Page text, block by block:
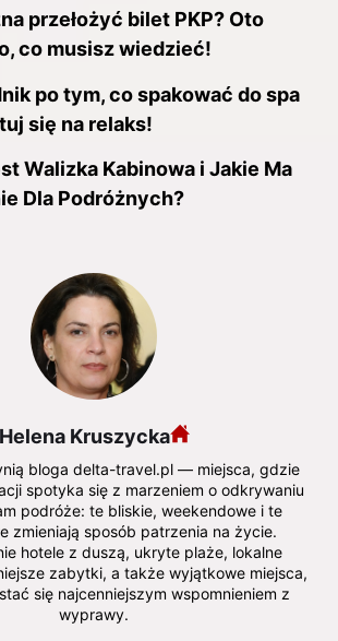
przełożyć bilet PKP? Oto
co musisz wiedzieć!
po tym, co spakować do spa
się na relaks!
Walizka Kabinowa i Jakie Ma
Dla Podróżnych?
Helena Kruszycka
bloga delta-travel.pl — miejsca, gdzie
spotyka się z marzeniem o odkrywaniu
podróże: te bliskie, weekendowe i te
zmieniają sposób patrzenia na życie.
hotele z duszą, ukryte plaże, lokalne
zabytki, a także wyjątkowe miejsca,
się najcenniejszym wspomnieniem z
wyprawy.